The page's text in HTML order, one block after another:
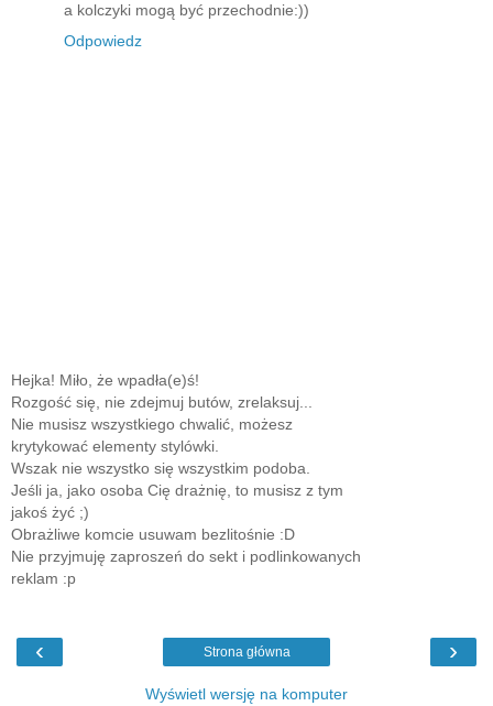
a kolczyki mogą być przechodnie:))
Odpowiedz
Hejka! Miło, że wpadła(e)ś!
Rozgość się, nie zdejmuj butów, zrelaksuj...
Nie musisz wszystkiego chwalić, możesz
krytykować elementy stylówki.
Wszak nie wszystko się wszystkim podoba.
Jeśli ja, jako osoba Cię drażnię, to musisz z tym
jakoś żyć ;)
Obrażliwe komcie usuwam bezlitośnie :D
Nie przyjmuję zaproszeń do sekt i podlinkowanych
reklam :p
‹ ›
Strona główna
Wyświetl wersję na komputer